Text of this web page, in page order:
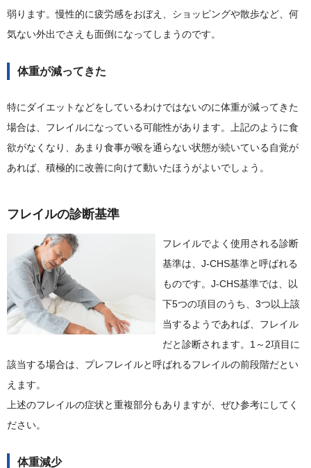
弱ります。慢性的に疲労感をおぼえ、ショッピングや散歩など、何
気ない外出でさえも面倒になってしまうのです。
体重が減ってきた
特にダイエットなどをしているわけではないのに体重が減ってきた
場合は、フレイルになっている可能性があります。上記のように食
欲がなくなり、あまり食事が喉を通らない状態が続いている自覚が
あれば、積極的に改善に向けて動いたほうがよいでしょう。
フレイルの診断基準
フレイルでよく使用される診断
基準は、J-CHS基準と呼ばれる
ものです。J-CHS基準では、以
下5つの項目のうち、3つ以上該
当するようであれば、フレイル
だと診断されます。1～2項目に
該当する場合は、プレフレイルと呼ばれるフレイルの前段階だとい
えます。
上述のフレイルの症状と重複部分もありますが、ぜひ参考にしてく
ださい。
体重減少